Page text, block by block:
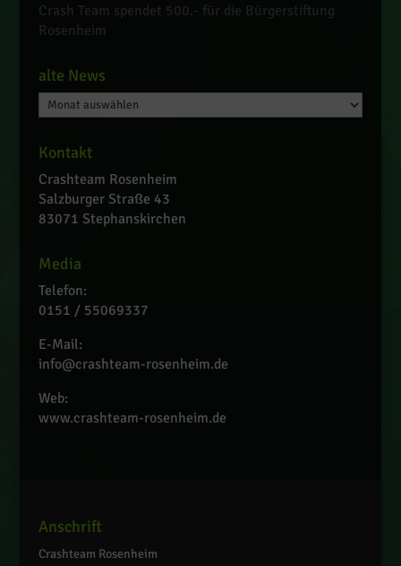
Crash Team spendet 500.- für die Bürgerstiftung
Rosenheim
alte News
alte
News
Kontakt
Crashteam Rosenheim
Salzburger Straße 43
83071 Stephanskirchen
Media
Telefon:
0151 / 55069337
E-Mail:
info@crashteam-rosenheim.de
Web:
www.crashteam-rosenheim.de
Anschrift
Crashteam Rosenheim